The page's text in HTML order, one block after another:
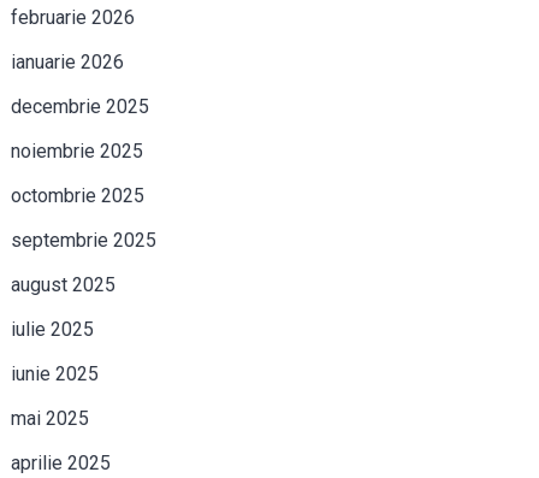
februarie 2026
ianuarie 2026
decembrie 2025
noiembrie 2025
octombrie 2025
septembrie 2025
august 2025
iulie 2025
iunie 2025
mai 2025
aprilie 2025